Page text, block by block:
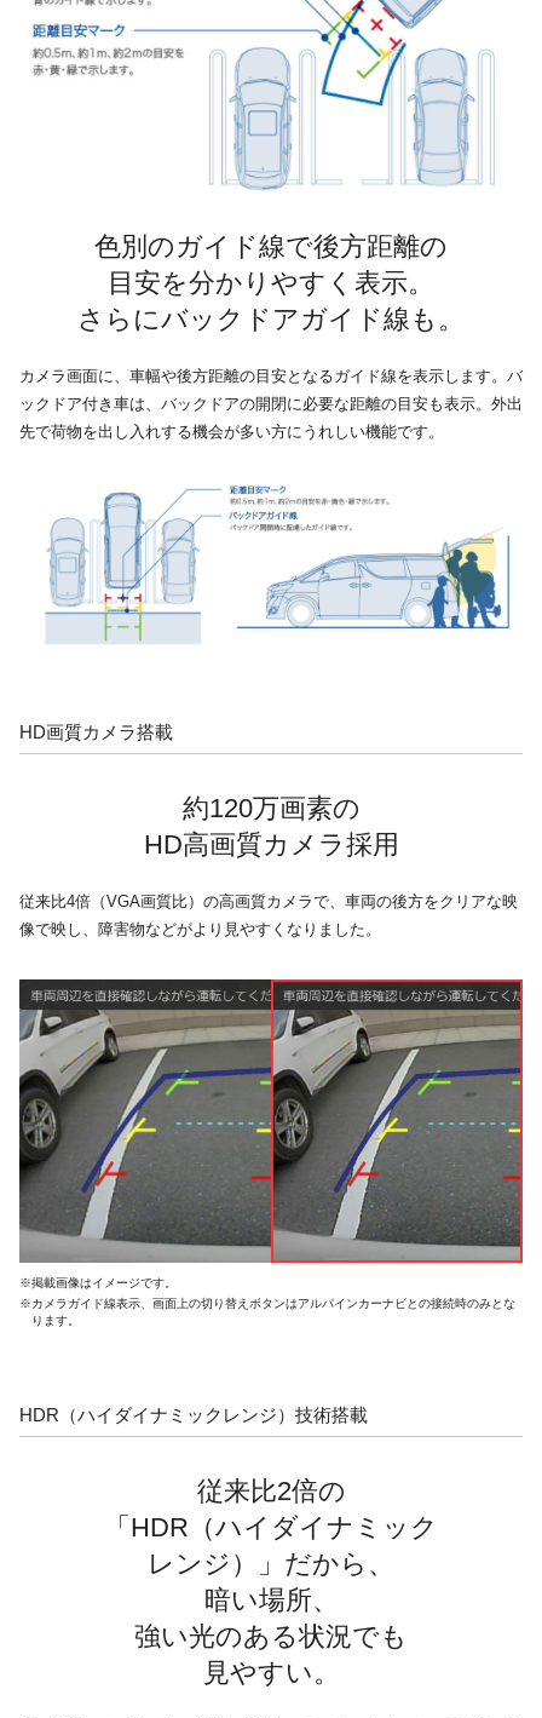
色別のガイド線で後方距離の
目安を分かりやすく表示。
さらにバックドアガイド線も。
カメラ画面に、車幅や後方距離の目安となるガイド線を表示します。バ
ックドア付き車は、バックドアの開閉に必要な距離の目安も表示。外出
先で荷物を出し入れする機会が多い方にうれしい機能です。
HD画質カメラ搭載
約120万画素の
HD高画質カメラ採用
従来比4倍（VGA画質比）の高画質カメラで、車両の後方をクリアな映
像で映し、障害物などがより見やすくなりました。
※掲載画像はイメージです。
※カメラガイド線表示、画面上の切り替えボタンはアルパインカーナビとの接続時のみとな
ります。
HDR（ハイダイナミックレンジ）技術搭載
従来比2倍の
「HDR（ハイダイナミック
レンジ）」だから、
暗い場所、
強い光のある状況でも
見やすい。